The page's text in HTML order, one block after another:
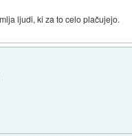
ljudi, ki za to celo plačujejo.